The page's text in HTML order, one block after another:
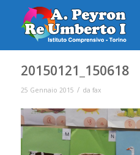
20150121_150618
25 Gennaio 2015 / da fax